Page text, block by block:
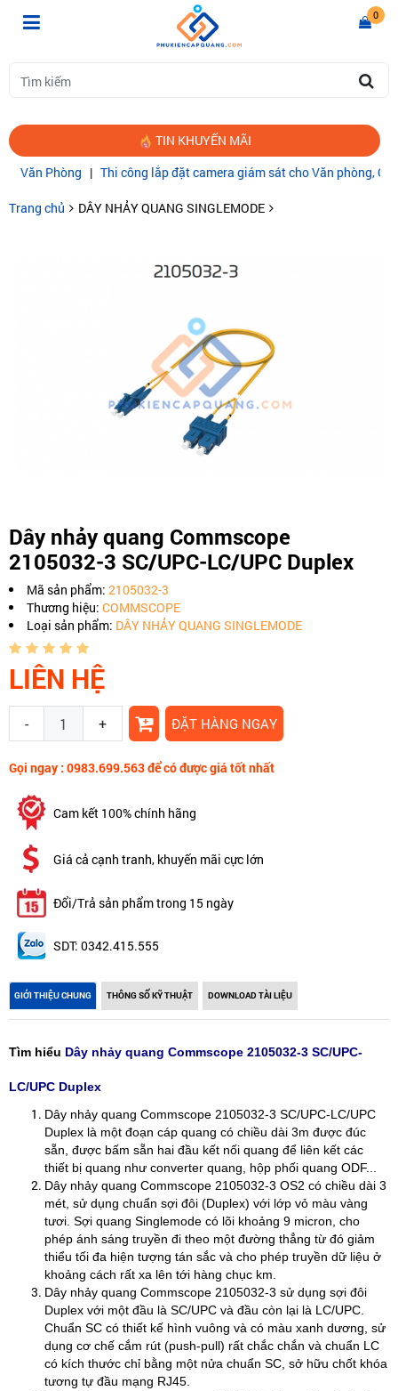
0
TIN KHUYẾN MÃI
Phòng|Thi công lắp đặt camera giám sát cho Văn phòng, Gia
Trang chủ DÂY NHẢY QUANG SINGLEMODE
Dây nhảy quang Commscope
2105032-3 SC/UPC-LC/UPC Duplex
Mã sản phẩm: 2105032-3
Thương hiệu: COMMSCOPE
Loại sản phẩm: DÂY NHẢY QUANG SINGLEMODE
LIÊN HỆ
- + ĐẶT HÀNG NGAY
Gọi ngay : 0983.699.563 để có được giá tốt nhất
Cam kết 100% chính hãng
Giá cả cạnh tranh, khuyến mãi cực lớn
Đổi/Trả sản phẩm trong 15 ngày
SDT: 0342.415.555
GIỚI THIỆU CHUNG THÔNG SỐ KỸ THUẬT DOWNLOAD TÀI LIỆU
Tìm hiểu Dây nhảy quang Commscope 2105032-3 SC/UPC-
LC/UPC Duplex
Dây nhảy quang Commscope 2105032-3 SC/UPC-LC/UPC
Duplex là một đoạn cáp quang có chiều dài 3m được đúc
sẵn, được bấm sẵn hai đầu kết nối quang để liên kết các
thiết bị quang như converter quang, hộp phối quang ODF...
Dây nhảy quang Commscope 2105032-3 OS2 có chiều dài 3
mét, sử dụng chuẩn sợi đôi (Duplex) với lớp vỏ màu vàng
tươi. Sợi quang Singlemode có lõi khoảng 9 micron, cho
phép ánh sáng truyền đi theo một đường thẳng từ đó giảm
thiểu tối đa hiện tượng tán sắc và cho phép truyền dữ liệu ở
khoảng cách rất xa lên tới hàng chục km.
Dây nhảy quang Commscope 2105032-3 sử dụng sợi đôi
Duplex với một đầu là SC/UPC và đầu còn lại là LC/UPC.
Chuẩn SC có thiết kế hình vuông và có màu xanh dương, sử
dụng cơ chế cắm rút (push-pull) rất chắc chắn và chuẩn LC
có kích thước chỉ bằng một nửa chuẩn SC, sở hữu chốt khóa
tương tự đầu mạng RJ45.